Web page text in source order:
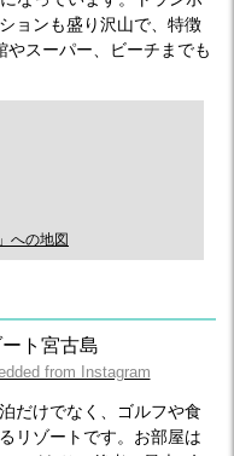
ョンも盛り沢山で、特徴
スーパー、ビーチまでも
への地図
from Instagram
だけでなく、ゴルフや食
リゾートです。お部屋は